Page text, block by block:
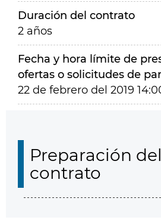
Duración del contrato
2 años
Fecha y hora límite de
ofertas o solicitudes de
22 de febrero del 2019
Preparación del
contrato